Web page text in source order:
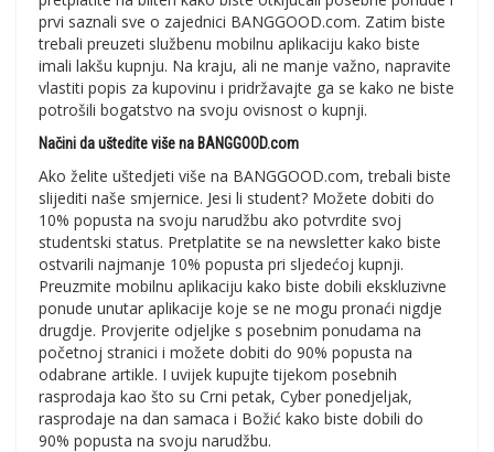
prvi saznali sve o zajednici BANGGOOD.com. Zatim biste
trebali preuzeti službenu mobilnu aplikaciju kako biste
imali lakšu kupnju. Na kraju, ali ne manje važno, napravite
vlastiti popis za kupovinu i pridržavajte ga se kako ne biste
potrošili bogatstvo na svoju ovisnost o kupnji.
Načini da uštedite više na BANGGOOD.com
Ako želite uštedjeti više na BANGGOOD.com, trebali biste
slijediti naše smjernice. Jesi li student? Možete dobiti do
10% popusta na svoju narudžbu ako potvrdite svoj
studentski status. Pretplatite se na newsletter kako biste
ostvarili najmanje 10% popusta pri sljedećoj kupnji.
Preuzmite mobilnu aplikaciju kako biste dobili ekskluzivne
ponude unutar aplikacije koje se ne mogu pronaći nigdje
drugdje. Provjerite odjeljke s posebnim ponudama na
početnoj stranici i možete dobiti do 90% popusta na
odabrane artikle. I uvijek kupujte tijekom posebnih
rasprodaja kao što su Crni petak, Cyber ​​ponedjeljak,
rasprodaje na dan samaca i Božić kako biste dobili do
90% popusta na svoju narudžbu.